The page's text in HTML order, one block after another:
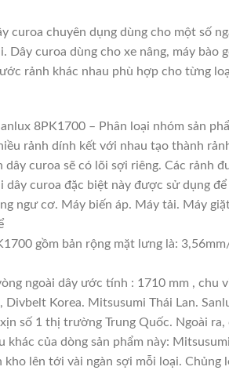
curoa chuyên dụng dùng cho một số
curoa dùng cho xe nâng, máy bào
rảnh khác nhau phù hợp cho từng
8PK1700 – Phân loại nhóm sản
rảnh dính kết với nhau tạo thành
curoa sẽ có lõi sợi riêng. Các rảnh
curoa đặc biệt này được sử dụng
ngư cơ. Máy biến áp. Máy tải. Máy
gồm bản rộng mặt lưng là:
ngoài dây ước tính : 1710 mm ,
Korea. Mitsusumi Thái Lan.
số 1 thị trường Trung Quốc. Ngoài
của dòng sản phẩm này:
lên tới vài ngàn sợi mỗi loại. Chủng